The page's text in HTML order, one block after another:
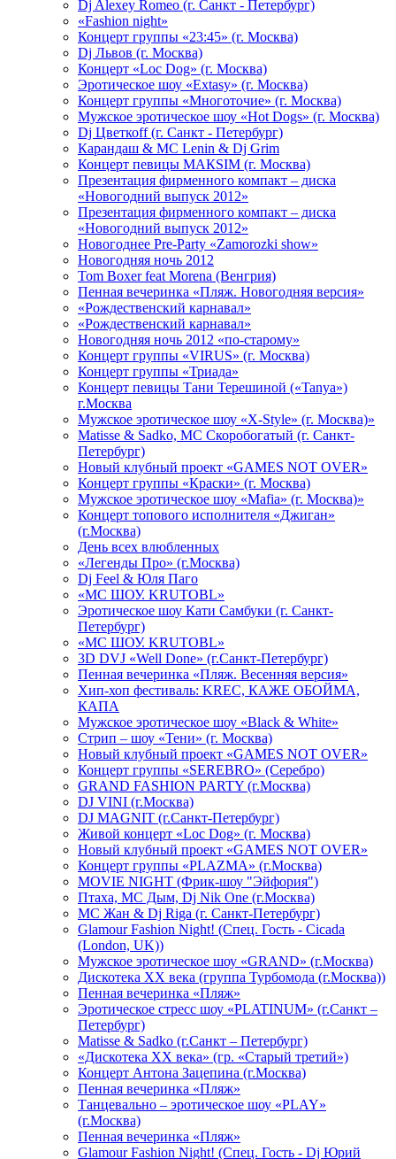
Dj Alexey Romeo (г. Санкт - Петербург)
«Fashion night»
Концерт группы «23:45» (г. Москва)
Dj Львов (г. Москва)
Концерт «Loc Dog» (г. Москва)
Эротическое шоу «Extasy» (г. Москва)
Концерт группы «Многоточие» (г. Москва)
Мужское эротическое шоу «Hot Dogs» (г. Москва)
Dj Цветкоff (г. Санкт - Петербург)
Карандаш & МС Lenin & Dj Grim
Концерт певицы МАКSIМ (г. Москва)
Презентация фирменного компакт – диска
«Новогодний выпуск 2012»
Презентация фирменного компакт – диска
«Новогодний выпуск 2012»
Новогоднее Pre-Party «Zamorozki show»
Новогодняя ночь 2012
Tom Boxer feat Morena (Венгрия)
Пенная вечеринка «Пляж. Новогодняя версия»
«Рождественский карнавал»
«Рождественский карнавал»
Новогодняя ночь 2012 «по-старому»
Концерт группы «VIRUS» (г. Москва)
Концерт группы «Триада»
Концерт певицы Тани Терешиной («Tanya»)
г.Москва
Мужское эротическое шоу «X-Style» (г. Москва)»
Matissе & Sadko, MC Скоробогатый (г. Санкт-
Петербург)
Новый клубный проект «GAMES NOT OVER»
Концерт группы «Краски» (г. Москва)
Мужское эротическое шоу «Mafia» (г. Москва)»
Концерт топового исполнителя «Джиган»
(г.Москва)
День всех влюбленных
«Легенды Про» (г.Москва)
Dj Feel & Юля Паго
«МС ШОУ. KRUTOBL»
Эротическое шоу Кати Самбуки (г. Санкт-
Петербург)
«МС ШОУ. KRUTOBL»
3D DVJ «Well Done» (г.Санкт-Петербург)
Пенная вечеринка «Пляж. Весенняя версия»
Хип-хоп фестиваль: KREC, КАЖЕ ОБОЙМА,
КАПА
Мужское эротическое шоу «Black & White»
Стрип – шоу «Тени» (г. Москва)
Новый клубный проект «GAMES NOT OVER»
Концерт группы «SEREBRO» (Серебро)
GRAND FASHION PARTY (г.Москва)
DJ VINI (г.Москва)
DJ MAGNIT (г.Санкт-Петербург)
Живой концерт «Loc Dog» (г. Москва)
Новый клубный проект «GAMES NOT OVER»
Концерт группы «PLAZMA» (г.Москва)
MOVIE NIGHT (Фрик-шоу "Эйфория")
Птаха, МС Дым, Dj Nik One (г.Москва)
МС Жан & Dj Riga (г. Санкт-Петербург)
Glamour Fashion Night! (Спец. Гость - Cicada
(London, UK))
Мужское эротическое шоу «GRAND» (г.Москва)
Дискотека XX века (группа Турбомода (г.Москва))
Пенная вечеринка «Пляж»
Эротическое стресс шоу «PLATINUM» (г.Санкт –
Петербург)
Matisse & Sadko (г.Санкт – Петербург)
«Дискотека ХХ века» (гр. «Старый третий»)
Концерт Антона Зацепина (г.Москва)
Пенная вечеринка «Пляж»
Танцевально – эротическое шоу «PLAY»
(г.Москва)
Пенная вечеринка «Пляж»
Glamour Fashion Night! (Спец. Гость - Dj Юрий